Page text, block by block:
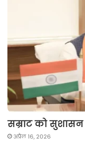
सम्राट को
अप्रैल 16, 2026